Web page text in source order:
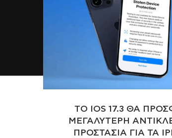
TO IOS 17.3 ΘΑ
ΜΕΓΑΛΥΤΕΡΗ
ΠΡΟΣΤΑΣΙΑ ΓΙΑ ΤΑ